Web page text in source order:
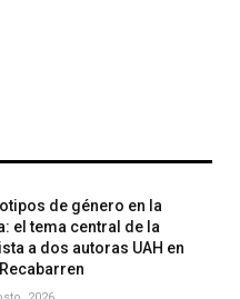
de género en la
el tema central de la
a dos autoras UAH en